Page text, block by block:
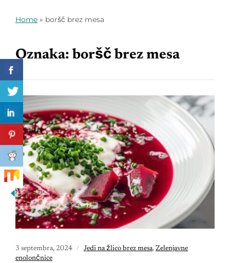
Home » boršč brez mesa
Oznaka: boršč brez mesa
3 septembra, 2024 Jedi na žlico brez mesa, Zelenjavne
enolončnice